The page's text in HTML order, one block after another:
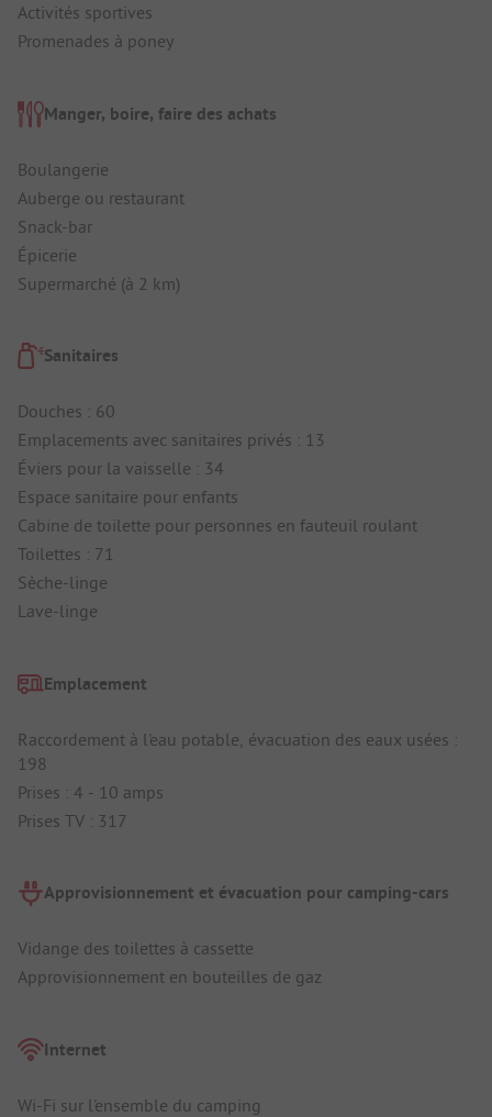
Activités sportives
Promenades à poney
Manger, boire, faire des achats
Boulangerie
Auberge ou restaurant
Snack-bar
Épicerie
Supermarché (à 2 km)
Sanitaires
Douches : 60
Emplacements avec sanitaires privés : 13
Éviers pour la vaisselle : 34
Espace sanitaire pour enfants
Cabine de toilette pour personnes en fauteuil roulant
Toilettes : 71
Sèche-linge
Lave-linge
Emplacement
Raccordement à l'eau potable, évacuation des eaux usées :
198
Prises : 4 - 10 amps
Prises TV : 317
Approvisionnement et évacuation pour camping-cars
Vidange des toilettes à cassette
Approvisionnement en bouteilles de gaz
Internet
Wi-Fi sur l'ensemble du camping